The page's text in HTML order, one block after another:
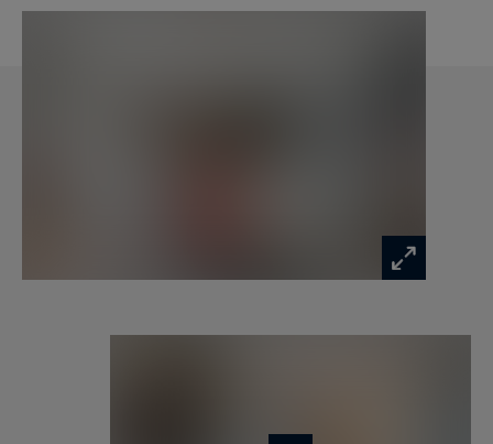
m, RER), cet appartement de prestige constitue